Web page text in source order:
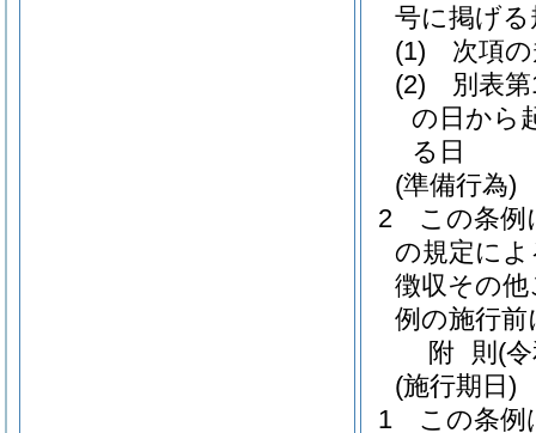
号に掲げ
(1)
次項
(2)
別表
の日から
る日
(準備行為)
2
この条例
の規定に
徴収その
例の施行
附 則 (
(施行期日)
1
この条例